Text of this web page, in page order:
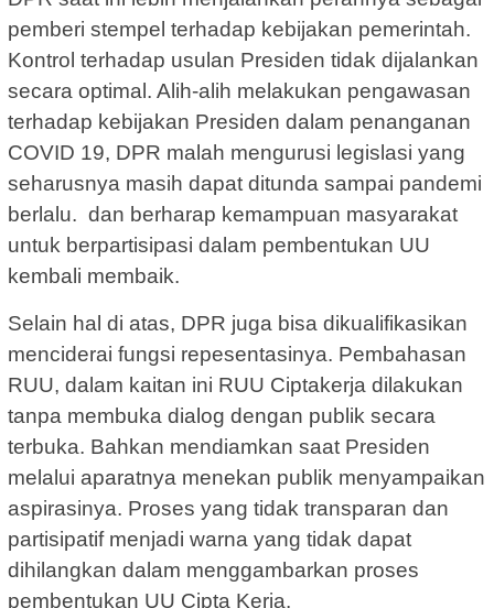
pemberi stempel terhadap kebijakan pemerintah.
Kontrol terhadap usulan Presiden tidak dijalankan
secara optimal. Alih-alih melakukan pengawasan
terhadap kebijakan Presiden dalam penanganan
COVID 19, DPR malah mengurusi legislasi yang
seharusnya masih dapat ditunda sampai pandemi
berlalu. dan berharap kemampuan masyarakat
untuk berpartisipasi dalam pembentukan UU
kembali membaik.
Selain hal di atas, DPR juga bisa dikualifikasikan
menciderai fungsi repesentasinya. Pembahasan
RUU, dalam kaitan ini RUU Ciptakerja dilakukan
tanpa membuka dialog dengan publik secara
terbuka. Bahkan mendiamkan saat Presiden
melalui aparatnya menekan publik menyampaikan
aspirasinya. Proses yang tidak transparan dan
partisipatif menjadi warna yang tidak dapat
dihilangkan dalam menggambarkan proses
pembentukan UU Cipta Kerja.